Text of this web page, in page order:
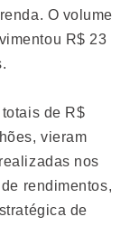
O volume
R$ 23
de R$
vieram
nos
rendimentos,
de